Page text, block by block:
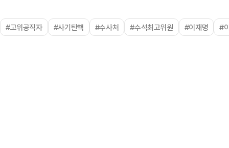
#고위공직자 #사기탄핵 #수사처 #수석최고위원 #이재명 #